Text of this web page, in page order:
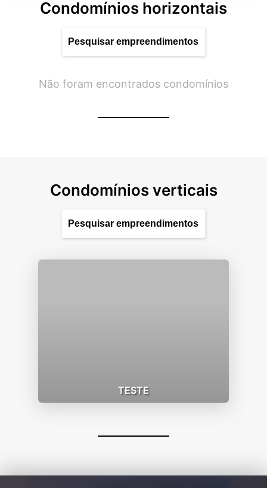
Condomínios horizontais
Não foram encontrados condomínios
Condomínios verticais
TESTE